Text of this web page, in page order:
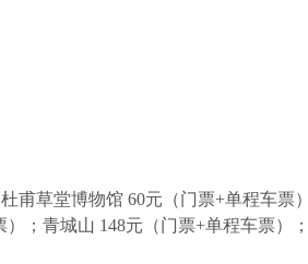
甫草堂博物馆 60元（门票+单程车票
；青城山 148元（门票+单程车票）